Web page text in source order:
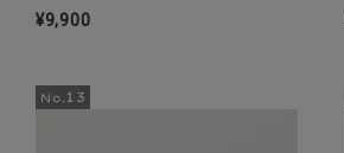
¥9,900